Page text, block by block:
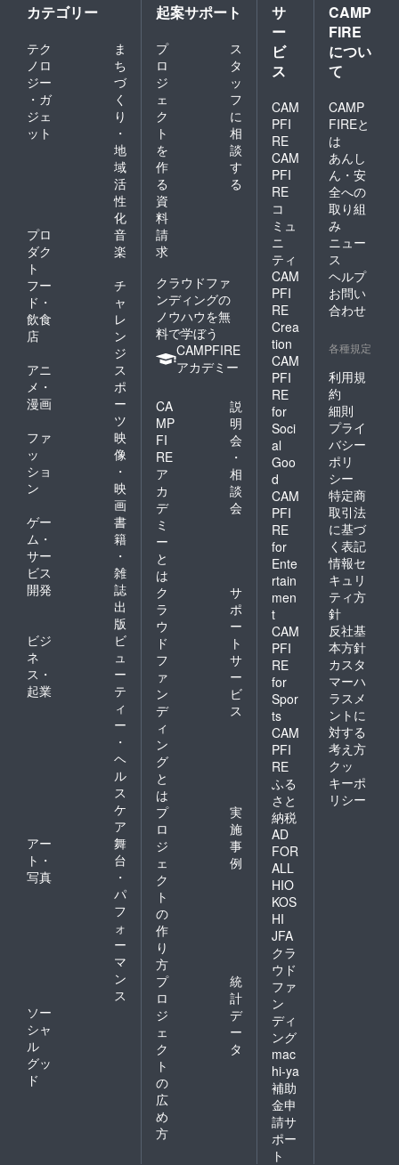
カテゴリー
テク
ノロ
ジー
・ガ
ジェ
ット
ま
ち
づ
く
り
・
地
域
活
性
化
プロ
ダク
ト
音
楽
フー
ド・
飲食
店
チ
ャ
レ
ン
ジ
アニ
メ・
漫画
ス
ポ
ー
ツ
ファ
ッ
ショ
ン
映
像
・
映
画
ゲー
ム・
サー
ビス
開発
書
籍
・
雑
誌
出
版
ビジ
ネ
ス・
起業
ビ
ュ
ー
テ
ィ
ー
・
ヘ
ル
ス
ケ
ア
アー
ト・
写真
舞
台
・
パ
フ
ォ
ー
マ
ン
ス
ソー
シャ
ル
グッ
ド
起案サポート
プ
ロ
ジ
ェ
ク
ト
を
作
る
ス
タ
ッ
フ
に
相
談
す
る
資
料
請
求
クラウドファ
ンディングの
ノウハウを無
料で学ぼう
CAMPFIRE
アカデミー
CA
MP
FI
RE
ア
カ
デ
ミ
ー
と
は
説
明
会
・
相
談
会
ク
ラ
ウ
ド
フ
ァ
ン
デ
ィ
ン
グ
と
は
サ
ポ
ー
ト
サ
ー
ビ
ス
プ
ロ
ジ
ェ
ク
ト
の
作
り
方
実
施
事
例
プ
ロ
ジ
ェ
ク
ト
の
広
め
方
統
計
デ
ー
タ
サ
ー
ビ
ス
CAM
PFI
RE
CAM
PFI
RE
コ
ミュ
ニ
ティ
CAM
PFI
RE
Crea
tion
CAM
PFI
RE
for
Soci
al
Goo
d
CAM
PFI
RE
for
Ente
rtain
men
t
CAM
PFI
RE
for
Spor
ts
CAM
PFI
RE
ふる
さと
納税
AD
FOR
ALL
HIO
KOS
HI
JFA
クラ
ウド
ファ
ン
ディ
ング
mac
hi-ya
補助
金申
請サ
ポー
ト
CAMP
FIRE
につい
て
CAMP
FIREと
は
あんし
ん・安
全への
取り組
み
ニュー
ス
ヘルプ
お問い
合わせ
各種規定
利用規
約
細則
プライ
バシー
ポリ
シー
特定商
取引法
に基づ
く表記
情報セ
キュリ
ティ方
針
反社基
本方針
カスタ
マーハ
ラスメ
ントに
対する
考え方
クッ
キーポ
リシー